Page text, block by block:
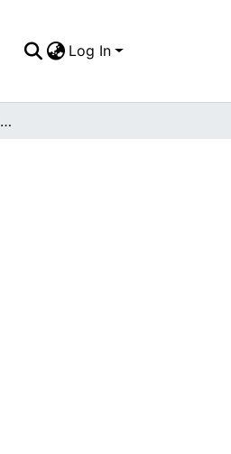
Log In
Décimo Cuarto Curso de Agentes Auxiliares